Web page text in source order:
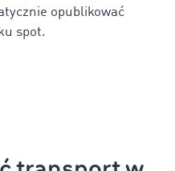
opublikować
spot.